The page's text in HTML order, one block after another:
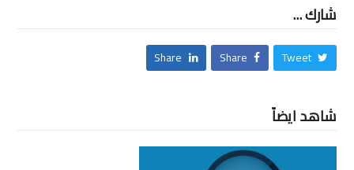
شارك ...
Tweet
Share
Share
شاهد ايضاً